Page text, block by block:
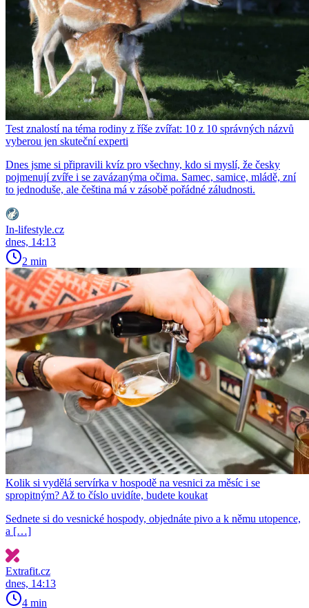
Test znalostí na téma rodiny z říše zvířat: 10 z 10 správných názvů
vyberou jen skuteční experti
Dnes jsme si připravili kvíz pro všechny, kdo si myslí, že česky
pojmenují zvíře i se zavázanýma očima. Samec, samice, mládě, zní
to jednoduše, ale čeština má v zásobě pořádné záludnosti.
In-lifestyle.cz
dnes, 14:13
2 min
Kolik si vydělá servírka v hospodě na vesnici za měsíc i se
spropitným? Až to číslo uvidíte, budete koukat
Sednete si do vesnické hospody, objednáte pivo a k němu utopence,
a […]
Extrafit.cz
dnes, 14:13
4 min